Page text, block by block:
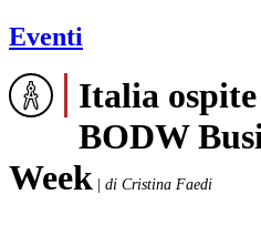
Eventi
Italia ospite
BODW
Week
di Cristina Faedi